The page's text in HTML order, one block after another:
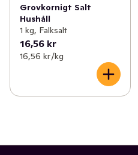
Grovkornigt Salt
Hushåll
1 kg, Falksalt
16,56 kr
16,56 kr /kg